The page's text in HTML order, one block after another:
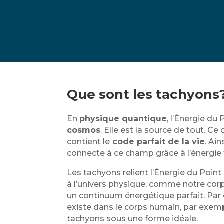
Que sont les
En physique quantique, l’Énergie
cosmos. Elle est la source de tout. Ce
contient le code parfait de la vie.
connecte à ce champ grâce à
Les tachyons relient l’Énergie du
à l’univers physique, comme notre
un continuum énergétique parfait.
existe dans le corps humain, par
tachyons sous une forme idéale.